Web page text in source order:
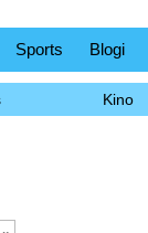
Sports Blogi
Kino